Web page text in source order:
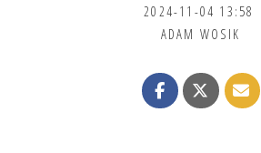
2024-11-04 13:58
ADAM WOSIK